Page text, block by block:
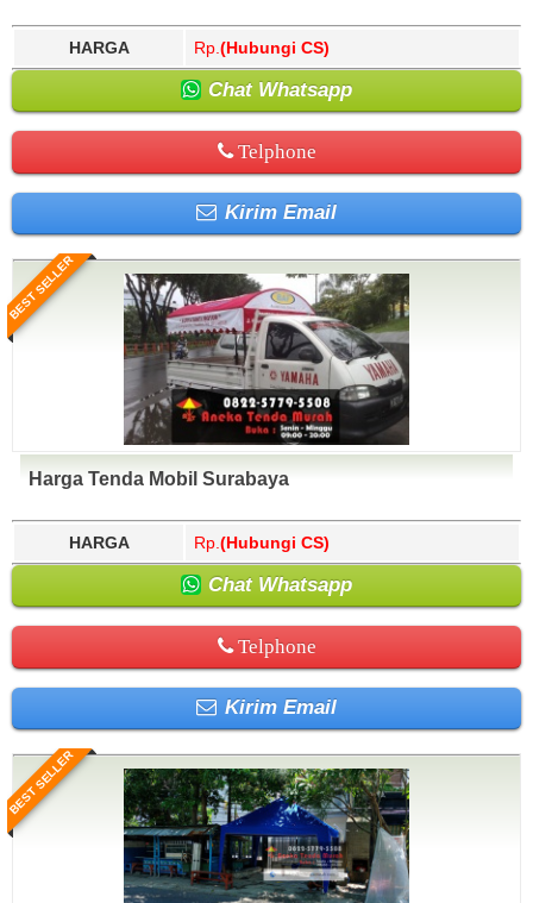
HARGA Rp. (Hubungi CS)
Chat Whatsapp
Telphone
Kirim Email
BEST SELLER
Harga Tenda Mobil Surabaya
HARGA Rp. (Hubungi CS)
Chat Whatsapp
Telphone
Kirim Email
BEST SELLER